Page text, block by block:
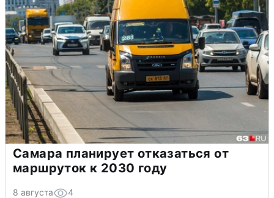
Самара планирует отказаться от
маршруток к 2030 году
8 августа 4